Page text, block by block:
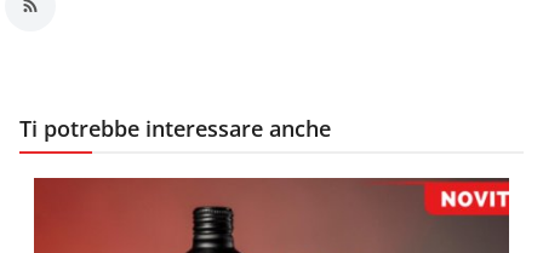
Ti potrebbe interessare anche